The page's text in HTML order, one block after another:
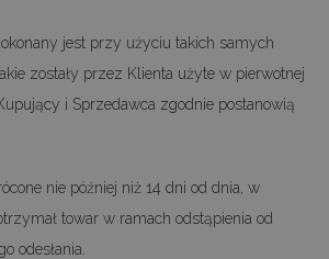
jest przy użyciu takich samych
zostały przez Klienta użyte w pierwotnej
i Sprzedawca zgodnie postanowią
nie później niż 14 dni od dnia, w
towar w ramach odstąpienia od
odesłania.